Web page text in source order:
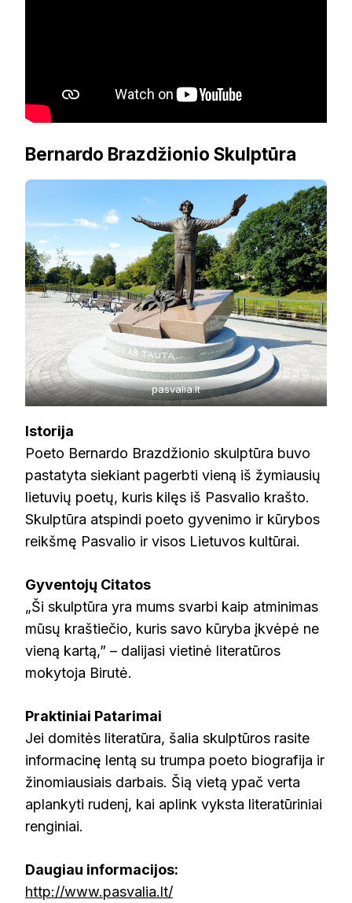
Bernardo Brazdžionio Skulptūra
pasvalia.lt
Istorija
Poeto Bernardo Brazdžionio skulptūra buvo
pastatyta siekiant pagerbti vieną iš žymiausių
lietuvių poetų, kuris kilęs iš Pasvalio krašto.
Skulptūra atspindi poeto gyvenimo ir kūrybos
reikšmę Pasvalio ir visos Lietuvos kultūrai.
Gyventojų Citatos
„Ši skulptūra yra mums svarbi kaip atminimas
mūsų kraštiečio, kuris savo kūryba įkvėpė ne
vieną kartą,” – dalijasi vietinė literatūros
mokytoja Birutė.
Praktiniai Patarimai
Jei domitės literatūra, šalia skulptūros rasite
informacinę lentą su trumpa poeto biografija ir
žinomiausiais darbais. Šią vietą ypač verta
aplankyti rudenį, kai aplink vyksta literatūriniai
renginiai.
Daugiau informacijos:
http://www.pasvalia.lt/